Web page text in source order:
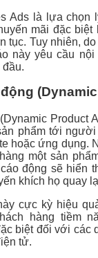
Ads là lựa chọn
mãi đặc biệt
tục. Tuy nhiên,
này yêu cầu
Product
phẩm tới
hoặc ứng dụng.
một sản
động sẽ hiển
khích họ quay
cực kỳ hiệu
hàng tiềm
biệt đối với các
tử.